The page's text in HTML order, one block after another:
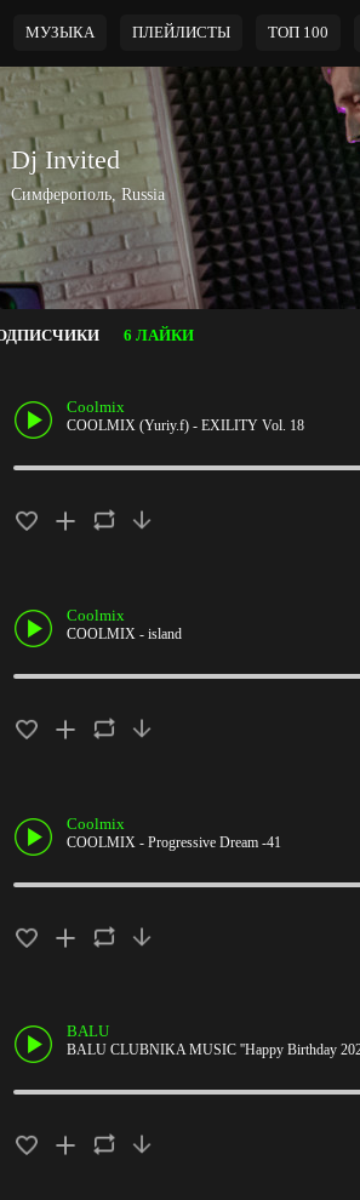
МУЗЫКА ПЛЕЙЛИСТЫ ТОП 100
Dj Invited
Симферополь, Russia
6 ЛАЙКИ
Coolmix
COOLMIX (Yuriy.f) - EXILITY Vol. 18
Coolmix
COOLMIX - island
Coolmix
COOLMIX - Progressive Dream -41
BALU
BALU CLUBNIKA MUSIC ''Happy Birthday